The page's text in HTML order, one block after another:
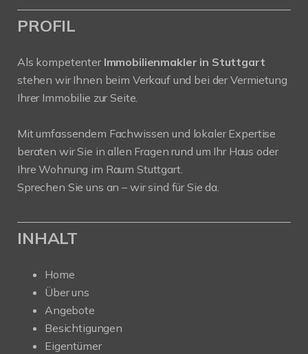
PROFIL
Als kompetenter Immobilienmakler in Stuttgart
stehen wir Ihnen beim Verkauf und bei der Vermietung
Ihrer Immobilie zur Seite.
Mit umfassendem Fachwissen und lokaler Expertise
beraten wir Sie in allen Fragen rund um Ihr Haus oder
Ihre Wohnung im Raum Stuttgart.
Sprechen Sie uns an – wir sind für Sie da.
INHALT
Home
Über uns
Angebote
Besichtigungen
Eigentümer